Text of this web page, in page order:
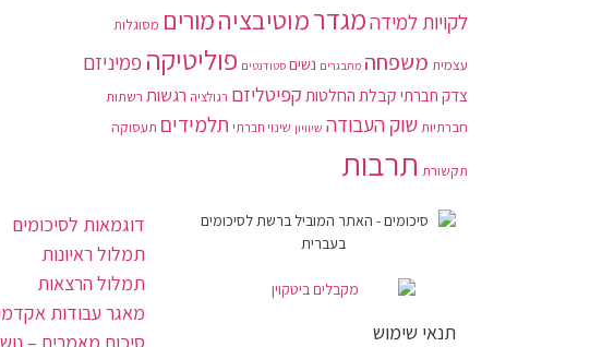
לקויות למידהמגדרמוטיבציהמורים מסוגלות
עצמית משפחה מתבגרים נשים סטודנטים פוליטיקה פמיניזם
צדק חברתי קבלת החלטותקפיטליזם רגולציה רגשות רשתות
חברתיותשוק העבודה שיוויון שינוי חברתי תלמידים תעסוקה
תקשורת תרבות
תנאי שימוש
דוגמאות לסיכומים
תמלול ראיונות
תמלול הרצאות
מאגר עבודות